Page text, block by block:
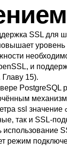
SSL для
, и
Главу 15).
PostgreSQL
ssl значение
так и SSL-
использование
режим